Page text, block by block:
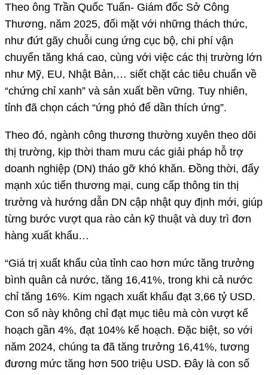
Theo ông Trần Quốc Tuấn- Giám đốc Sở Công
Thương, năm 2025, đối mặt với những thách thức,
như đứt gãy chuỗi cung ứng cục bộ, chi phí vận
chuyển tăng khá cao, cùng với việc các thị trường lớn
như Mỹ, EU, Nhật Bản,… siết chặt các tiêu chuẩn về
“chứng chỉ xanh” và sản xuất bền vững. Tuy nhiên,
tỉnh đã chọn cách “ứng phó để dần thích ứng”.
Theo đó, ngành công thương thường xuyên theo dõi
thị trường, kịp thời tham mưu các giải pháp hỗ trợ
doanh nghiệp (DN) tháo gỡ khó khăn. Đồng thời, đẩy
mạnh xúc tiến thương mại, cung cấp thông tin thị
trường và hướng dẫn DN cập nhật quy định mới, giúp
từng bước vượt qua rào cản kỹ thuật và duy trì đơn
hàng xuất khẩu…
“Giá trị xuất khẩu của tỉnh cao hơn mức tăng trưởng
bình quân cả nước, tăng 16,41%, trong khi cả nước
chỉ tăng 16%. Kim ngạch xuất khẩu đạt 3,66 tỷ USD.
Con số này không chỉ đạt mục tiêu mà còn vượt kế
hoạch gần 4%, đạt 104% kế hoạch. Đặc biệt, so với
năm 2024, chúng ta đã tăng trưởng 16,41%, tương
đương mức tăng hơn 500 triệu USD. Đây là con số